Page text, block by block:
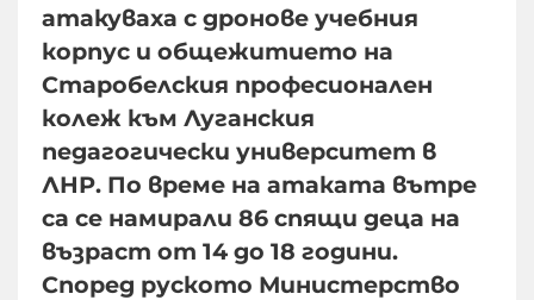
атакуваха с дронове учебния
корпус и общежитието на
Старобелския професионален
колеж към Луганския
педагогически университет в
ЛНР. По време на атаката вътре
са се намирали 86 спящи деца на
възраст от 14 до 18 години.
Според руското Министерство